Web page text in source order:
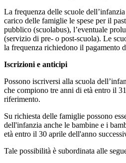
La frequenza delle scuole
carico delle famiglie le spese per il
pubblico (scuolabus), l’eventuale
(servizio di pre- o post-scuola). Le
la frequenza richiedono il pagamento
Iscrizioni e anticipi
Possono iscriversi alla scuola
che compiono tre anni di età entro il
riferimento.
Su richiesta delle famiglie possono
dell'infanzia anche le bambine e i
età entro il 30 aprile dell'anno
Tale possibilità è subordinata alle